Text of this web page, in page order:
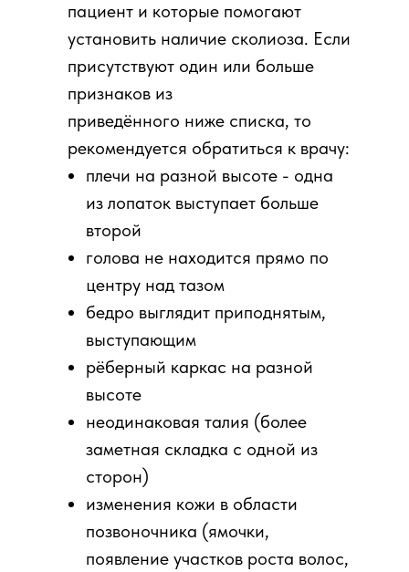
пациент и которые помогают
установить наличие сколиоза. Если
присутствуют один или больше
признаков из
приведённого ниже списка, то
рекомендуется обратиться к врачу:
плечи на разной высоте - одна
из лопаток выступает больше
второй
голова не находится прямо по
центру над тазом
бедро выглядит приподнятым,
выступающим
рёберный каркас на разной
высоте
неодинаковая талия (более
заметная складка с одной из
сторон)
изменения кожи в области
позвоночника (ямочки,
появление участков роста волос,